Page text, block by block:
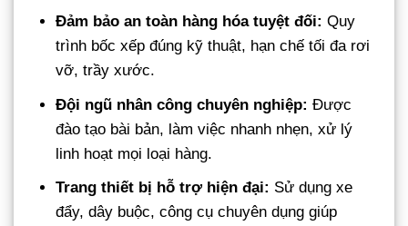
Đảm bảo an toàn hàng hóa tuyệt đối: Quy
trình bốc xếp đúng kỹ thuật, hạn chế tối đa rơi
vỡ, trầy xước.
Đội ngũ nhân công chuyên nghiệp: Được
đào tạo bài bản, làm việc nhanh nhẹn, xử lý
linh hoạt mọi loại hàng.
Trang thiết bị hỗ trợ hiện đại: Sử dụng xe
đẩy, dây buộc, công cụ chuyên dụng giúp